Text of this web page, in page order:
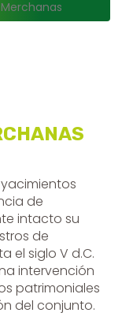
de
intacto su
de
el siglo V d.C.
intervención
patrimoniales
del conjunto.